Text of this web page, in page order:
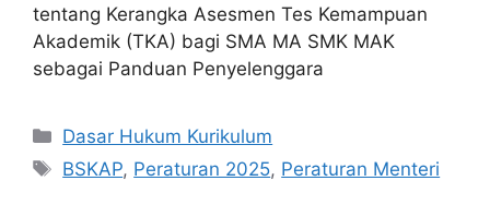
tentang Kerangka Asesmen Tes Kemampuan
Akademik (TKA) bagi SMA MA SMK MAK
sebagai Panduan Penyelenggara
Kategori
Dasar Hukum Kurikulum
Tag
BSKAP, Peraturan 2025, Peraturan Menteri